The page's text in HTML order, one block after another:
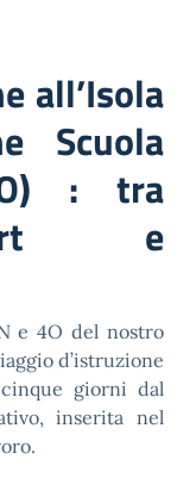
all’Isola
Scuola
: tra
e
e 4O del nostro
d’istruzione
cinque giorni dal
inserita nel